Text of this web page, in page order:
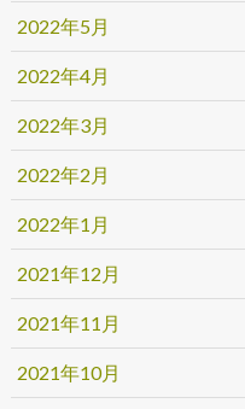
2022年5月
2022年4月
2022年3月
2022年2月
2022年1月
2021年12月
2021年11月
2021年10月